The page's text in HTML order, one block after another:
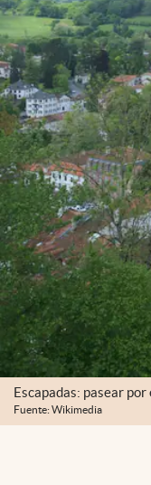
Escapadas: pasear
Fuente: Wikimedia